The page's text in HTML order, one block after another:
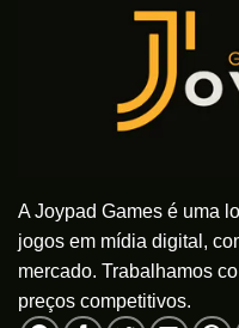
A Joypad Games é uma
jogos em mídia digital,
mercado. Trabalhamos
preços competitivos.